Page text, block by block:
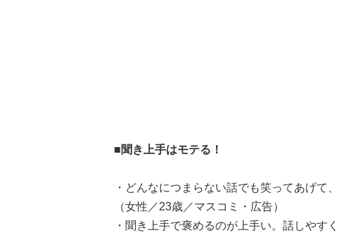
■聞き上手はモテる！
・どんなにつまらない話でも笑ってあげて
（女性／23歳／マスコミ・広告）
・聞き上手で褒めるのが上手い。話しやす